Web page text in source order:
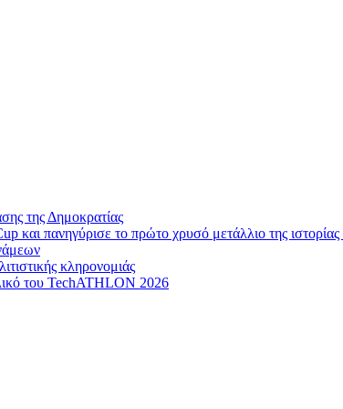
της Δημοκρατίας
πανηγύρισε το πρώτο χρυσό μετάλλιο της ιστορίας
κληρονομιάς
του TechATHLON 2026